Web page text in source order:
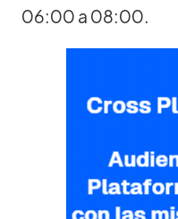
06:00 a 08:00.